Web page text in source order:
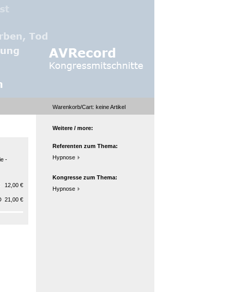
Warenkorb/Cart: keineArtikel
-
12,00 €
21,00 €
Weitere / more:
Referenten zum Thema:
Hypnose
Kongresse zum Thema:
Hypnose